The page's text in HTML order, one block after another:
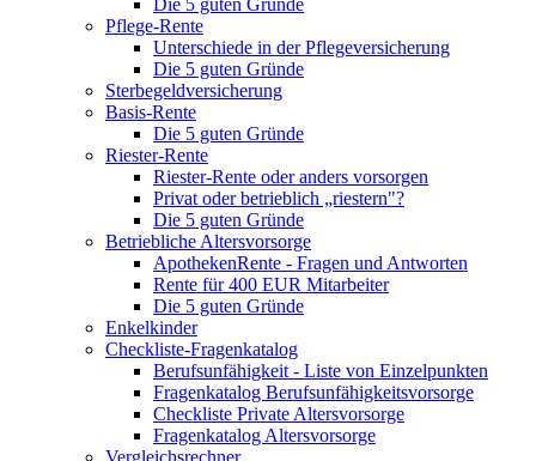
Die 5 guten Gründe
Pflege-Rente
Unterschiede in der Pflegeversicherung
Die 5 guten Gründe
Sterbegeldversicherung
Basis-Rente
Die 5 guten Gründe
Riester-Rente
Riester-Rente oder anders vorsorgen
Privat oder betrieblich „riestern"?
Die 5 guten Gründe
Betriebliche Altersvorsorge
ApothekenRente - Fragen und Antworten
Rente für 400 EUR Mitarbeiter
Die 5 guten Gründe
Enkelkinder
Checkliste-Fragenkatalog
Berufsunfähigkeit - Liste von Einzelpunkten
Fragenkatalog Berufsunfähigkeitsvorsorge
Checkliste Private Altersvorsorge
Fragenkatalog Altersvorsorge
Vergleichsrechner